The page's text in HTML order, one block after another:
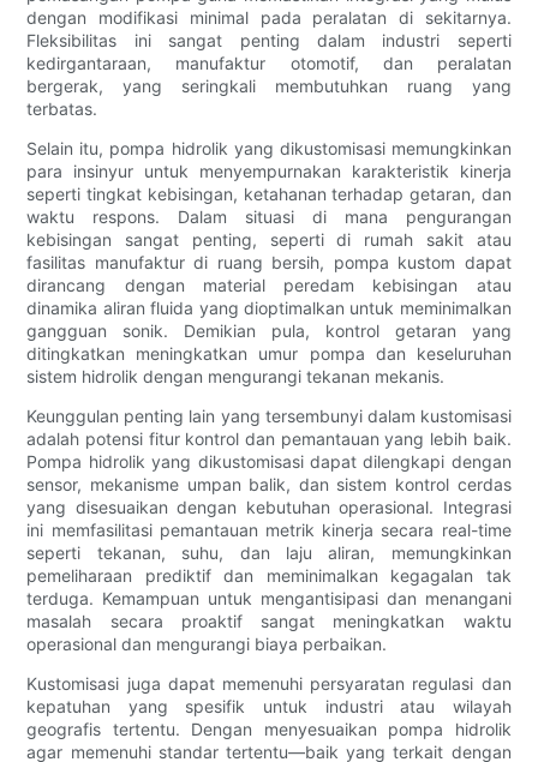
dengan modifikasi minimal pada peralatan di sekitarnya.
Fleksibilitas ini sangat penting dalam industri seperti
kedirgantaraan, manufaktur otomotif, dan peralatan
bergerak, yang seringkali membutuhkan ruang yang
terbatas.
Selain itu, pompa hidrolik yang dikustomisasi memungkinkan
para insinyur untuk menyempurnakan karakteristik kinerja
seperti tingkat kebisingan, ketahanan terhadap getaran, dan
waktu respons. Dalam situasi di mana pengurangan
kebisingan sangat penting, seperti di rumah sakit atau
fasilitas manufaktur di ruang bersih, pompa kustom dapat
dirancang dengan material peredam kebisingan atau
dinamika aliran fluida yang dioptimalkan untuk meminimalkan
gangguan sonik. Demikian pula, kontrol getaran yang
ditingkatkan meningkatkan umur pompa dan keseluruhan
sistem hidrolik dengan mengurangi tekanan mekanis.
Keunggulan penting lain yang tersembunyi dalam kustomisasi
adalah potensi fitur kontrol dan pemantauan yang lebih baik.
Pompa hidrolik yang dikustomisasi dapat dilengkapi dengan
sensor, mekanisme umpan balik, dan sistem kontrol cerdas
yang disesuaikan dengan kebutuhan operasional. Integrasi
ini memfasilitasi pemantauan metrik kinerja secara real-time
seperti tekanan, suhu, dan laju aliran, memungkinkan
pemeliharaan prediktif dan meminimalkan kegagalan tak
terduga. Kemampuan untuk mengantisipasi dan menangani
masalah secara proaktif sangat meningkatkan waktu
operasional dan mengurangi biaya perbaikan.
Kustomisasi juga dapat memenuhi persyaratan regulasi dan
kepatuhan yang spesifik untuk industri atau wilayah
geografis tertentu. Dengan menyesuaikan pompa hidrolik
agar memenuhi standar tertentu—baik yang terkait dengan